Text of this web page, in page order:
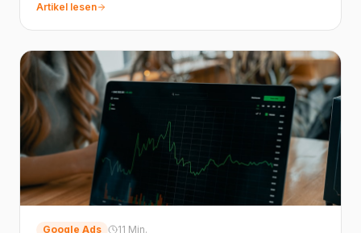
Artikel lesen
Google Ads 11 Min.